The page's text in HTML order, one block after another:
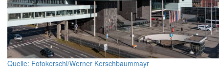
Quelle: Fotokerschi/Werner Kerschbaummayr